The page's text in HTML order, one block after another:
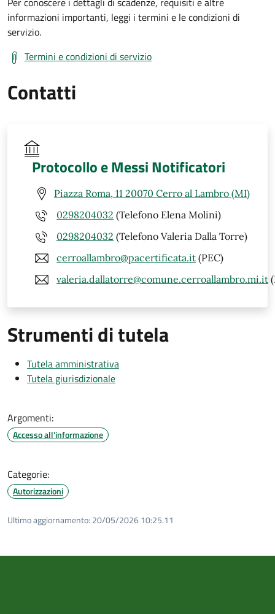
informazioni importanti, leggi i termini e le condizioni di
servizio.
Termini e condizioni di servizio
Contatti
Protocollo e Messi Notificatori
Piazza Roma, 11 20070 Cerro al Lambro (MI)
0298204032 (Telefono Elena Molini)
0298204032 (Telefono Valeria Dalla Torre)
cerroallambro@pacertificata.it (PEC)
valeria.dallatorre@comune.cerroallambro.mi.it
Strumenti di tutela
Tutela amministrativa
Tutela giurisdizionale
Argomenti:
Accesso all'informazione
Categorie:
Autorizzazioni
Ultimo aggiornamento: 20/05/2026 10:25.11